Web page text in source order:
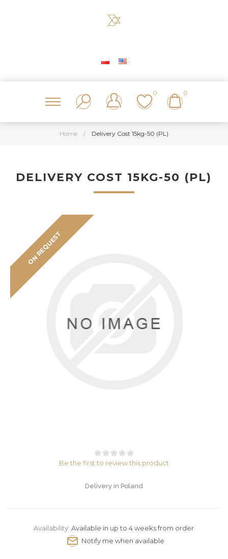
0 0
Home / Delivery Cost 15kg-50 (PL)
DELIVERY COST 15KG-50 (PL)
ON REQUEST
Be the first to review this product
Delivery in Poland
Availability: Available in up to 4 weeks from order